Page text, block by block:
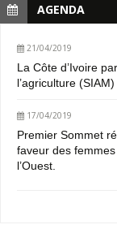
AGENDA
21/04/2019
La Côte d’Ivoire
l’agriculture
17/04/2019
Premier Sommet
faveur des
l’Ouest.